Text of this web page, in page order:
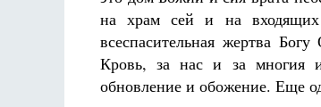
на храм сей и на входящих
всеспасительная жертва
Кровь, за нас и за многия
обновление и обожение. Еще